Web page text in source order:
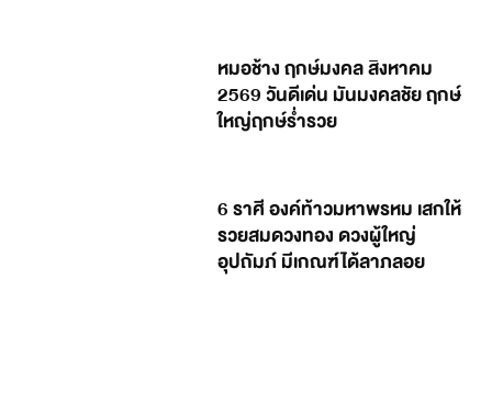
หมอช้าง ฤกษ์มงคล สิงหาคม
2569 วันดีเด่น มันมงคลชัย ฤกษ์
ใหญ่ฤกษ์ร่ำรวย
6 ราศี องค์ท้าวมหาพรหม เสกให้
รวยสมดวงทอง ดวงผู้ใหญ่
อุปถัมภ์ มีเกณฑ์ได้ลาภลอย